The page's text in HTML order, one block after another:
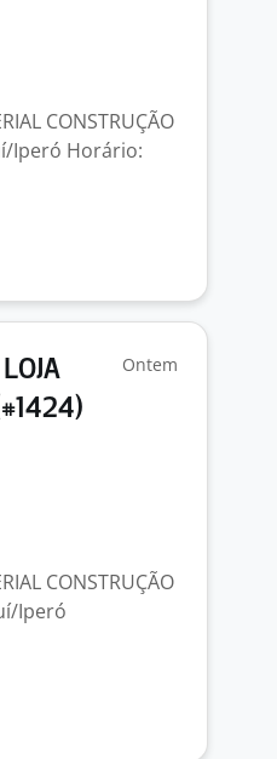
CONSTRUÇÃO
Iperó Horário:
Ontem
CONSTRUÇÃO
Iperó